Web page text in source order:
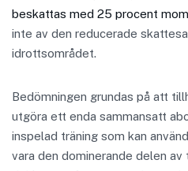
beskattas med 25 procent
inte av den reducerade
idrottsområdet.
Bedömningen grundas på att
utgöra ett enda sammansatt
inspelad träning som kan
vara den dominerande delen